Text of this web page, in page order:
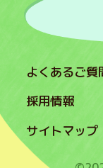
よくあるご質
採用情報
サイトマップ